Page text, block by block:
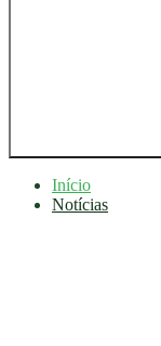
Início
Notícias